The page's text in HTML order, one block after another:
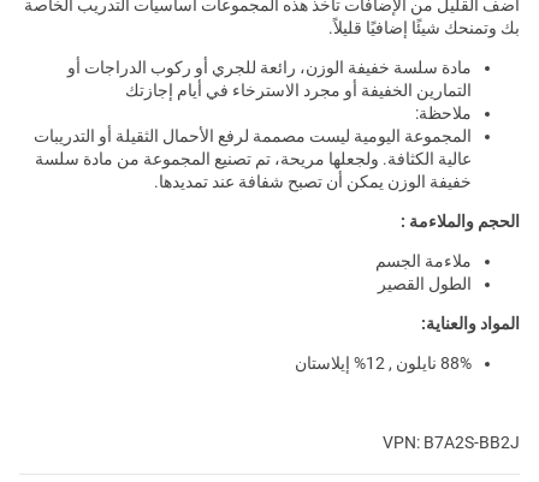
أضف القليل من الإضافات تأخذ هذه المجموعات أساسيات التدريب الخاصة
بك وتمنحك شيئًا إضافيًا قليلاً.
مادة سلسة خفيفة الوزن، رائعة للجري أو ركوب الدراجات أو
التمارين الخفيفة أو مجرد الاسترخاء في أيام إجازتك
ملاحظة:
المجموعة اليومية ليست مصممة لرفع الأحمال الثقيلة أو التدريبات
عالية الكثافة. ولجعلها مريحة، تم تصنيع المجموعة من مادة سلسة
خفيفة الوزن يمكن أن تصبح شفافة عند تمديدها.
الحجم والملاءمة :
ملاءمة الجسم
الطول القصير
المواد والعناية:
88% نايلون , 12% إيلاستان
VPN: B7A2S-BB2J